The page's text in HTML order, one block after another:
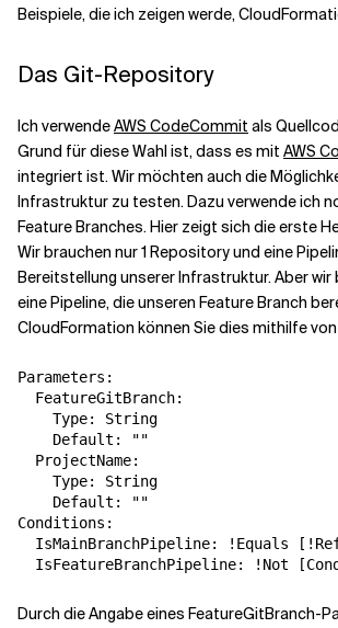
Verwandte Themen
Beispiele, die ich zeigen werde,
Das Git-Repository
Ich verwendeAWS CodeCommit als
Grund für diese Wahl ist, dass es mit AWS
integriert ist. Wir möchten auch die
Infrastruktur zu testen. Dazu verwende ich
Feature Branches. Hier zeigt sich die erste
Wir brauchen nur 1 Repository und eine
Bereitstellung unserer Infrastruktur. Aber wir
eine Pipeline, die unseren Feature Branch
CloudFormation können Sie dies mithilfe
Parameters:
  FeatureGitBranch:
    Type: String
    Default: ""
  ProjectName:
    Type: String
    Default: ""
Conditions:
IsMainBranchPipeline: !Equals
Durch die Angabe eines FeatureGitBranch-